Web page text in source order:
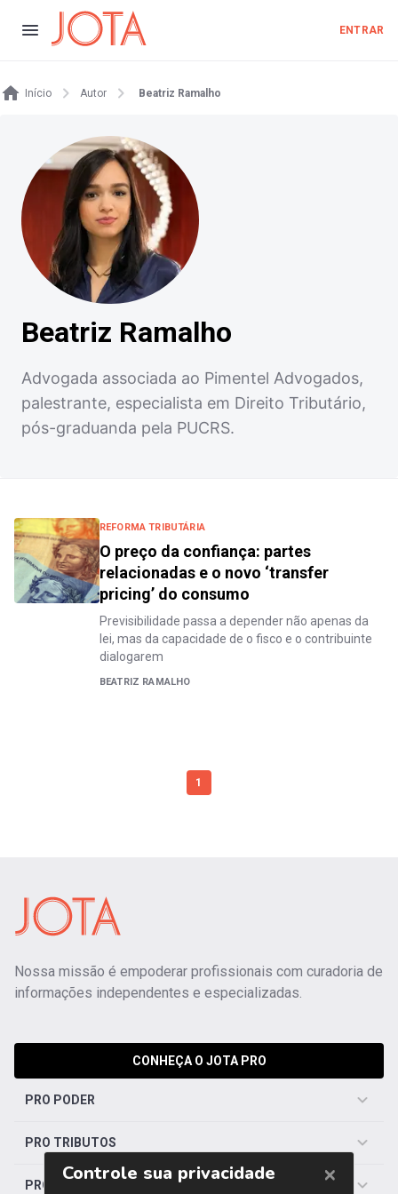
ENTRAR
Início Autor Beatriz Ramalho
Beatriz Ramalho
Advogada associada ao Pimentel Advogados,
palestrante, especialista em Direito Tributário,
pós-graduanda pela PUCRS.
REFORMA TRIBUTÁRIA
O preço da confiança: partes
relacionadas e o novo ‘transfer
pricing’ do consumo
Previsibilidade passa a depender não apenas da
lei, mas da capacidade de o fisco e o contribuinte
dialogarem
BEATRIZ RAMALHO
1
Nossa missão é empoderar profissionais com curadoria de
informações independentes e especializadas.
CONHEÇA O JOTA PRO
PRO PODER
PRO TRIBUTOS
PRO TRABALHISTA